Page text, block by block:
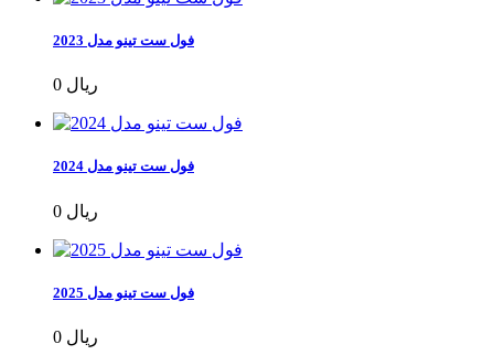
فول ست تینو مدل 2023
0 ریال
فول ست تینو مدل 2024
0 ریال
فول ست تینو مدل 2025
0 ریال